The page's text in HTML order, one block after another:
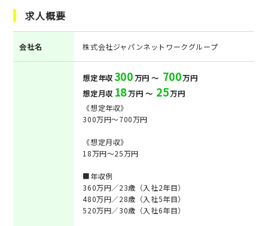
求人概要
会社名 株式会社ジャパンネットワークグループ
想定年収300万円 ～ 700万円
想定月収 18万円 ～ 25万円
《想定年収》
300万円～700万円
《想定月収》
18万円～25万円
■年収例
360万円／23歳（入社2年目）
480万円／28歳（入社5年目）
520万円／30歳（入社6年目）